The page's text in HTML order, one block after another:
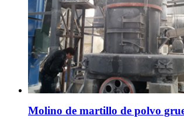
Molino de martillo de polvo